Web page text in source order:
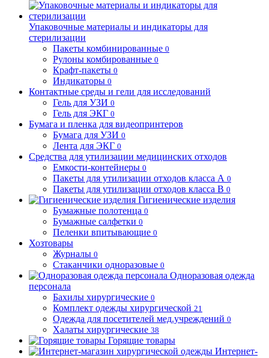
Упаковочные материалы и индикаторы для
стерилизации
Пакеты комбинированные 0
Рулоны комбированные 0
Крафт-пакеты 0
Индикаторы 0
Контактные среды и гели для исследований
Гель для УЗИ 0
Гель для ЭКГ 0
Бумага и пленка для видеопринтеров
Бумага для УЗИ 0
Лента для ЭКГ 0
Средства для утилизации медицинских отходов
Емкости-контейнеры 0
Пакеты для утилизации отходов класса А 0
Пакеты для утилизации отходов класса В 0
Гигиенические изделия
Бумажные полотенца 0
Бумажные салфетки 0
Пеленки впитывающие 0
Хозтовары
Журналы 0
Стаканчики одноразовые 0
Одноразовая одежда
персонала
Бахилы хирургические 0
Комплект одежды хирургической 21
Одежда для посетителей мед.учреждений 0
Халаты хирургические 38
Горящие товары
Интернет-